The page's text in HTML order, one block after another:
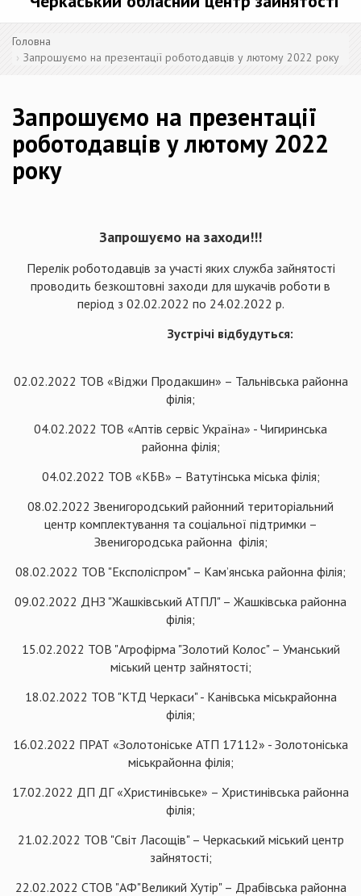
Головна
Запрошуємо на презентації роботодавців у лютому 2022 року
Запрошуємо на презентації
роботодавців у лютому 2022
року
Запрошуємо на заходи!!!
Перелік роботодавців за участі яких служба зайнятості
проводить безкоштовні заходи для шукачів роботи в
період з 02.02.2022 по 24.02.2022 р.
Зустрічі відбудуться:
02.02.2022 ТОВ «Віджи Продакшин» – Тальнівська районна
філія;
04.02.2022 ТОВ «Аптів сервіс Україна» - Чигиринська
районна філія;
04.02.2022 ТОВ «КБВ» – Ватутінська міська філія;
08.02.2022 Звенигородський районний територіальний
центр комплектування та соціальної підтримки –
Звенигородська районна філія;
08.02.2022 ТОВ "Експоліспром" – Кам’янська районна філія;
09.02.2022 ДНЗ "Жашківський АТПЛ" – Жашківська районна
філія;
15.02.2022 ТОВ "Агрофірма "Золотий Колос" – Уманський
міський центр зайнятості;
18.02.2022 ТОВ "КТД Черкаси" - Канівська міськрайонна
філія;
16.02.2022 ПРАТ «Золотоніське АТП 17112» - Золотоніська
міськрайонна філія;
17.02.2022 ДП ДГ «Христинівське» – Христинівська районна
філія;
21.02.2022 ТОВ "Світ Ласощів" – Черкаський міський центр
зайнятості;
22.02.2022 СТОВ "АФ"Великий Хутір" – Драбівська районна